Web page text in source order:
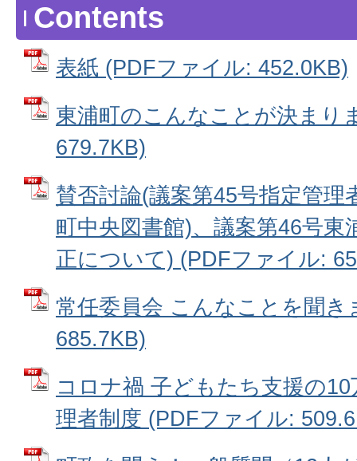
Contents
表紙 (PDFファイル: 452.0KB)
東浦町のこんなことが決まり
679.7KB)
賛否討論(議案第45号指定管
町中央図書館)、議案第46号東
正について) (PDFファイル:
常任委員会 こんなことを聞
685.7KB)
コロナ禍 子どもたち支援の
理者制度 (PDFファイル: